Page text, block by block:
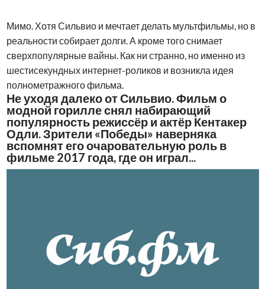
Мимо. Хотя Сильвио и мечтает делать мультфильмы, но в
реальности собирает долги. А кроме того снимает
сверхпопулярные вайны. Как ни странно, но именно из
шестисекундных интернет-роликов и возникла идея
полнометражного фильма.
Не уходя далеко от Сильвио. Фильм о
модной горилле снял набирающий
популярность режиссёр и актёр Кентакер
Одли. Зрители «Победы» наверняка
вспомнят его очаровательную роль в
фильме 2017 года, где он играл...